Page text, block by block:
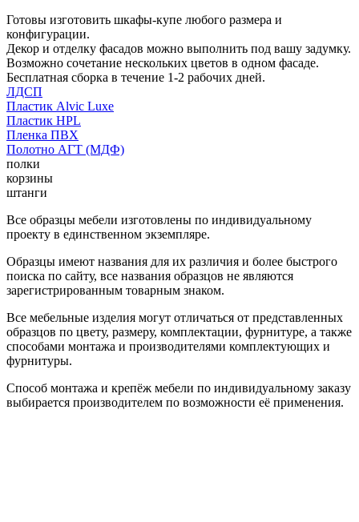
Готовы изготовить шкафы-купе любого размера и
конфигурации.
Декор и отделку фасадов можно выполнить под вашу задумку.
Возможно сочетание нескольких цветов в одном фасаде.
Бесплатная сборка в течение 1-2 рабочих дней.
ЛДСП
Пластик Alvic Luxe
Пластик HPL
Пленка ПВХ
Полотно АГТ (МДФ)
полки
корзины
штанги
Все образцы мебели изготовлены по индивидуальному
проекту в единственном экземпляре.
Образцы имеют названия для их различия и более быстрого
поиска по сайту, все названия образцов не являются
зарегистрированным товарным знаком.
Все мебельные изделия могут отличаться от представленных
образцов по цвету, размеру, комплектации, фурнитуре, а также
способами монтажа и производителями комплектующих и
фурнитуры.
Способ монтажа и крепёж мебели по индивидуальному заказу
выбирается производителем по возможности её применения.